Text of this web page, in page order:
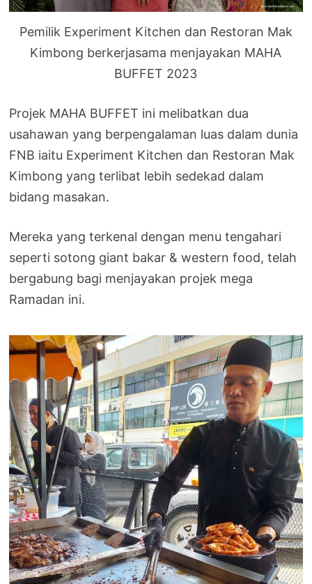
Pemilik Experiment Kitchen dan Restoran Mak
Kimbong berkerjasama menjayakan MAHA
BUFFET 2023
Projek MAHA BUFFET ini melibatkan dua
usahawan yang berpengalaman luas dalam dunia
FNB iaitu Experiment Kitchen dan Restoran Mak
Kimbong yang terlibat lebih sedekad dalam
bidang masakan.
Mereka yang terkenal dengan menu tengahari
seperti sotong giant bakar & western food, telah
bergabung bagi menjayakan projek mega
Ramadan ini.